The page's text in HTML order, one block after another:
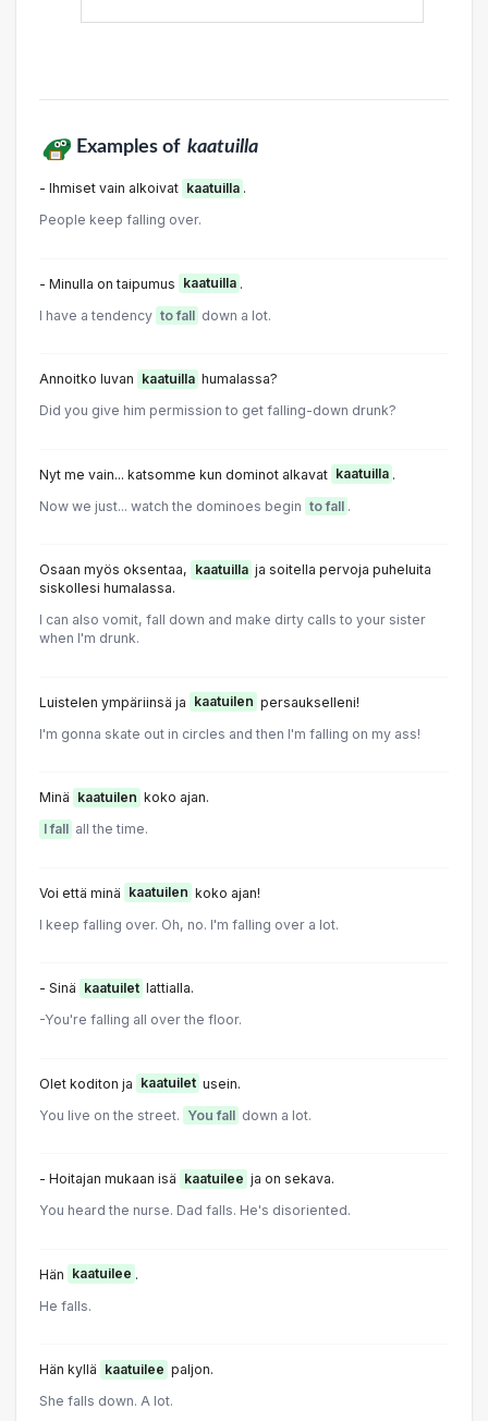
Examples of kaatuilla
- Ihmiset vain alkoivat kaatuilla .
People keep falling over.
- Minulla on taipumus kaatuilla .
I have a tendency to fall down a lot.
Annoitko luvan kaatuilla humalassa?
Did you give him permission to get falling-down drunk?
Nyt me vain... katsomme kun dominot alkavat kaatuilla .
Now we just... watch the dominoes begin to fall .
Osaan myös oksentaa, kaatuilla ja soitella pervoja puheluita
siskollesi humalassa.
I can also vomit, fall down and make dirty calls to your sister
when I'm drunk.
Luistelen ympäriinsä ja kaatuilen persaukselleni!
I'm gonna skate out in circles and then I'm falling on my ass!
Minä kaatuilen koko ajan.
I fall all the time.
Voi että minä kaatuilen koko ajan!
I keep falling over. Oh, no. I'm falling over a lot.
- Sinä kaatuilet lattialla.
-You're falling all over the floor.
Olet koditon ja kaatuilet usein.
You live on the street. You fall down a lot.
- Hoitajan mukaan isä kaatuilee ja on sekava.
You heard the nurse. Dad falls. He's disoriented.
Hän kaatuilee .
He falls.
Hän kyllä kaatuilee paljon.
She falls down. A lot.